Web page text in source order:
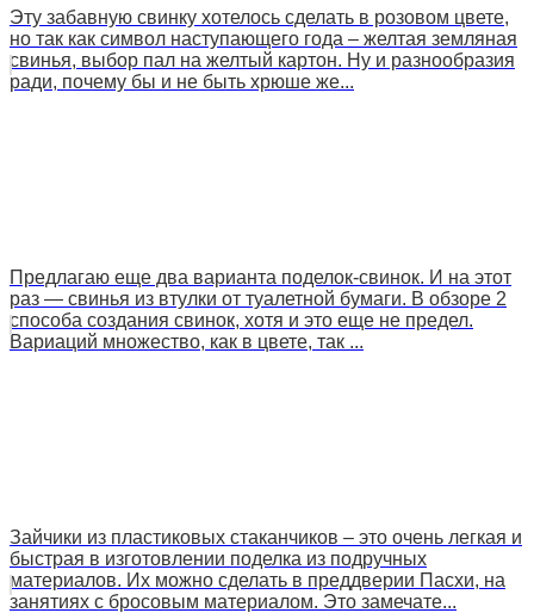
Эту забавную свинку хотелось сделать в розовом цвете,
но так как символ наступающего года – желтая земляная
свинья, выбор пал на желтый картон. Ну и разнообразия
ради, почему бы и не быть хрюше же...
Предлагаю еще два варианта поделок-свинок. И на этот
раз — свинья из втулки от туалетной бумаги. В обзоре 2
способа создания свинок, хотя и это еще не предел.
Вариаций множество, как в цвете, так ...
Зайчики из пластиковых стаканчиков – это очень легкая и
быстрая в изготовлении поделка из подручных
материалов. Их можно сделать в преддверии Пасхи, на
занятиях с бросовым материалом. Это замечате...